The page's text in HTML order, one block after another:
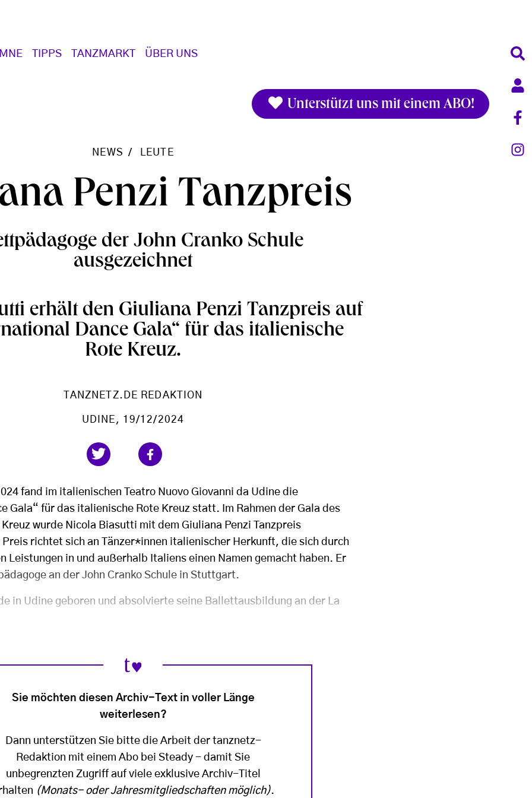
TIPPS TANZMARKT ÜBER UNS
Unterstützt uns mit einem ABO!
NEWS LEUTE
Penzi Tanzpreis
der John Cranko Schule
ausgezeichnet
erhält den Giuliana Penzi Tanzpreis auf
Dance Gala“ für das italienische
Rote Kreuz.
TANZNETZ.DE REDAKTION
UDINE , 19/12/2024
fand im italienischen Teatro Nuovo Giovanni da Udine die
Gala“ für das italienische Rote Kreuz statt. Im Rahmen der Gala des
wurde Nicola Biasutti mit dem Giuliana Penzi Tanzpreis
richtet sich an Tänzer*innen italienischer Herkunft, die sich durch
Leistungen in und außerhalb Italiens einen Namen gemacht haben. Er
an der John Cranko Schule in Stuttgart.
in Udine geboren und absolvierte seine Ballettausbildung an der La
Sie möchten diesen Archiv-Text in voller Länge
weiterlesen?
Dann unterstützen Sie bitte die Arbeit der tanznetz-
Redaktion mit einem Abo bei Steady - damit Sie
unbegrenzten Zugriff auf viele exklusive Archiv-Titel
(Monats- oder Jahresmitgliedschaften möglich).